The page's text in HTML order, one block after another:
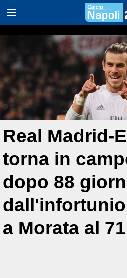
Real Madrid-
torna in
dopo 88
a Morata al